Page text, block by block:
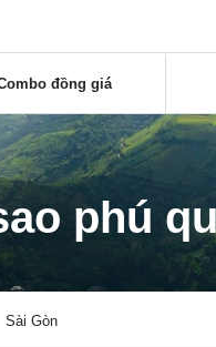
đồng giá
phú
Sài Gòn